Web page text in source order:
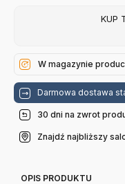
KUP
W magazynie
Darmowa dostawa
30 dni na zwrot
Znajdź najbliższy
OPIS PRODUKTU